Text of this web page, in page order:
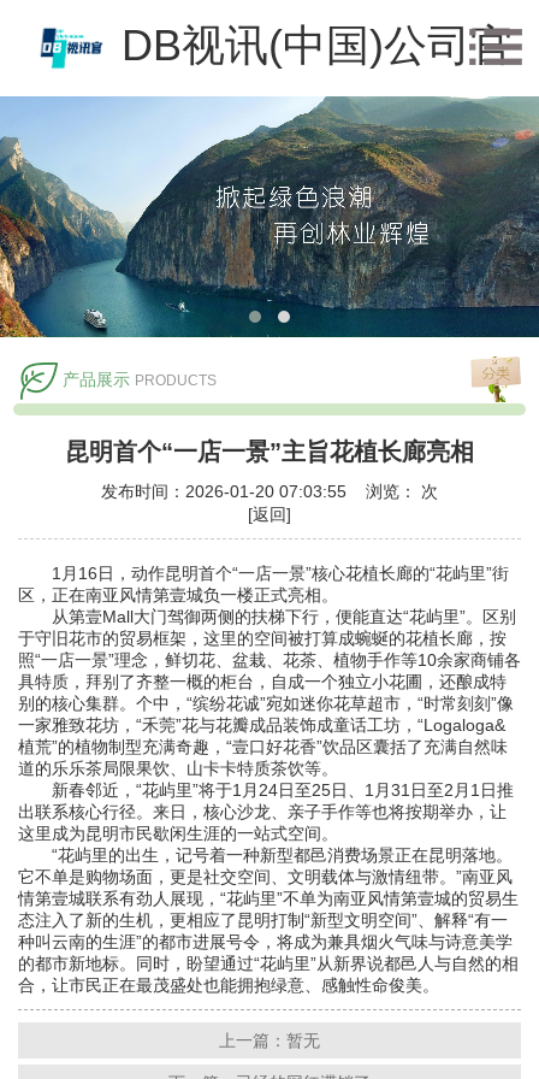
DB视讯(中国)公司官
方网站
产品展示 PRODUCTS
昆明首个“一店一景”主旨花植长廊亮相
发布时间：2026-01-20 07:03:55 浏览：
次
[返回]
1月16日，动作昆明首个“一店一景”核心花植长廊的“花屿里”街
区，正在南亚风情第壹城负一楼正式亮相。
从第壹Mall大门驾御两侧的扶梯下行，便能直达“花屿里”。区别
于守旧花市的贸易框架，这里的空间被打算成蜿蜒的花植长廊，按
照“一店一景”理念，鲜切花、盆栽、花茶、植物手作等10余家商铺各
具特质，拜别了齐整一概的柜台，自成一个独立小花圃，还酿成特
别的核心集群。个中，“缤纷花诚”宛如迷你花草超市，“时常刻刻”像
一家雅致花坊，“禾莞”花与花瓣成品装饰成童话工坊，“Logaloga&
植荒”的植物制型充满奇趣，“壹口好花香”饮品区囊括了充满自然味
道的乐乐茶局限果饮、山卡卡特质茶饮等。
新春邻近，“花屿里”将于1月24日至25日、1月31日至2月1日推
出联系核心行径。来日，核心沙龙、亲子手作等也将按期举办，让
这里成为昆明市民歇闲生涯的一站式空间。
“花屿里的出生，记号着一种新型都邑消费场景正在昆明落地。
它不单是购物场面，更是社交空间、文明载体与激情纽带。”南亚风
情第壹城联系有劲人展现，“花屿里”不单为南亚风情第壹城的贸易生
态注入了新的生机，更相应了昆明打制“新型文明空间”、解释“有一
种叫云南的生涯”的都市进展号令，将成为兼具烟火气味与诗意美学
的都市新地标。同时，盼望通过“花屿里”从新界说都邑人与自然的相
合，让市民正在最茂盛处也能拥抱绿意、感触性命俊美。
上一篇：暂无